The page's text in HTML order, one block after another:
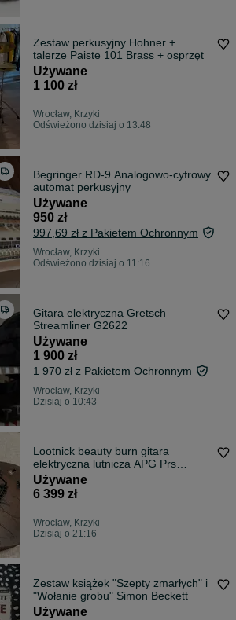
Zestaw perkusyjny Hohner +
talerze Paiste 101 Brass + osprzęt
Używane
1 100 zł
Wrocław, Krzyki
Odświeżono dzisiaj o 13:48
Begringer RD-9 Analogowo-cyfrowy
automat perkusyjny
Używane
950 zł
997,69 zł z Pakietem Ochronnym
Wrocław, Krzyki
Odświeżono dzisiaj o 11:16
Gitara elektryczna Gretsch
Streamliner G2622
Używane
1 900 zł
1 970 zł z Pakietem Ochronnym
Wrocław, Krzyki
Dzisiaj o 10:43
Lootnick beauty burn gitara
elektryczna lutnicza APG Prs
tremolo
Używane
6 399 zł
Wrocław, Krzyki
Dzisiaj o 21:16
Zestaw książek "Szepty zmarłych" i
"Wołanie grobu" Simon Beckett
Używane